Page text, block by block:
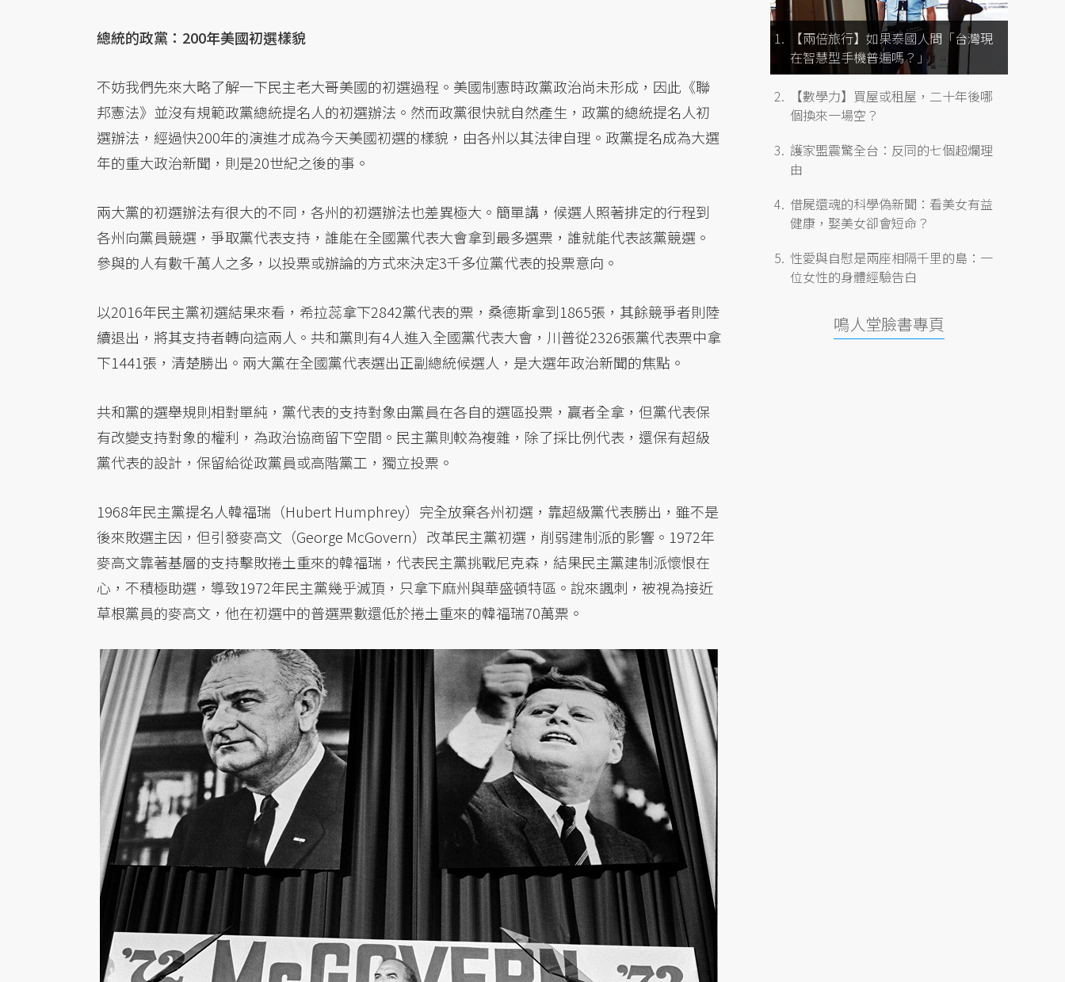
總統的政黨：200年美國初選樣貌
不妨我們先來大略了解一下民主老大哥美國的初選過程。美國制憲時政黨政治尚未形成，因此《聯
邦憲法》並沒有規範政黨總統提名人的初選辦法。然而政黨很快就自然產生，政黨的總統提名人初
選辦法，經過快200年的演進才成為今天美國初選的樣貌，由各州以其法律自理。政黨提名成為大選
年的重大政治新聞，則是20世紀之後的事。
兩大黨的初選辦法有很大的不同，各州的初選辦法也差異極大。簡單講，候選人照著排定的行程到
各州向黨員競選，爭取黨代表支持，誰能在全國黨代表大會拿到最多選票，誰就能代表該黨競選。
參與的人有數千萬人之多，以投票或辦論的方式來決定3千多位黨代表的投票意向。
以2016年民主黨初選結果來看，希拉蕊拿下2842黨代表的票，桑德斯拿到1865張，其餘競爭者則陸
續退出，將其支持者轉向這兩人。共和黨則有4人進入全國黨代表大會，川普從2326張黨代表票中拿
下1441張，清楚勝出。兩大黨在全國黨代表選出正副總統候選人，是大選年政治新聞的焦點。
共和黨的選舉規則相對單純，黨代表的支持對象由黨員在各自的選區投票，贏者全拿，但黨代表保
有改變支持對象的權利，為政治協商留下空間。民主黨則較為複雜，除了採比例代表，還保有超級
黨代表的設計，保留給從政黨員或高階黨工，獨立投票。
1968年民主黨提名人韓福瑞（Hubert Humphrey）完全放棄各州初選，靠超級黨代表勝出，雖不是
後來敗選主因，但引發麥高文（George McGovern）改革民主黨初選，削弱建制派的影響。1972年
麥高文靠著基層的支持擊敗捲土重來的韓福瑞，代表民主黨挑戰尼克森，結果民主黨建制派懷恨在
心，不積極助選，導致1972年民主黨幾乎滅頂，只拿下麻州與華盛頓特區。說來諷刺，被視為接近
草根黨員的麥高文，他在初選中的普選票數還低於捲土重來的韓福瑞70萬票。
【兩倍旅行】如果泰國人問「台灣現
在智慧型手機普遍嗎？」
【數學力】買屋或租屋，二十年後哪
個換來一場空？
護家盟震驚全台：反同的七個超爛理
由
借屍還魂的科學偽新聞：看美女有益
健康，娶美女卻會短命？
性愛與自慰是兩座相隔千里的島：一
位女性的身體經驗告白
鳴人堂臉書專頁